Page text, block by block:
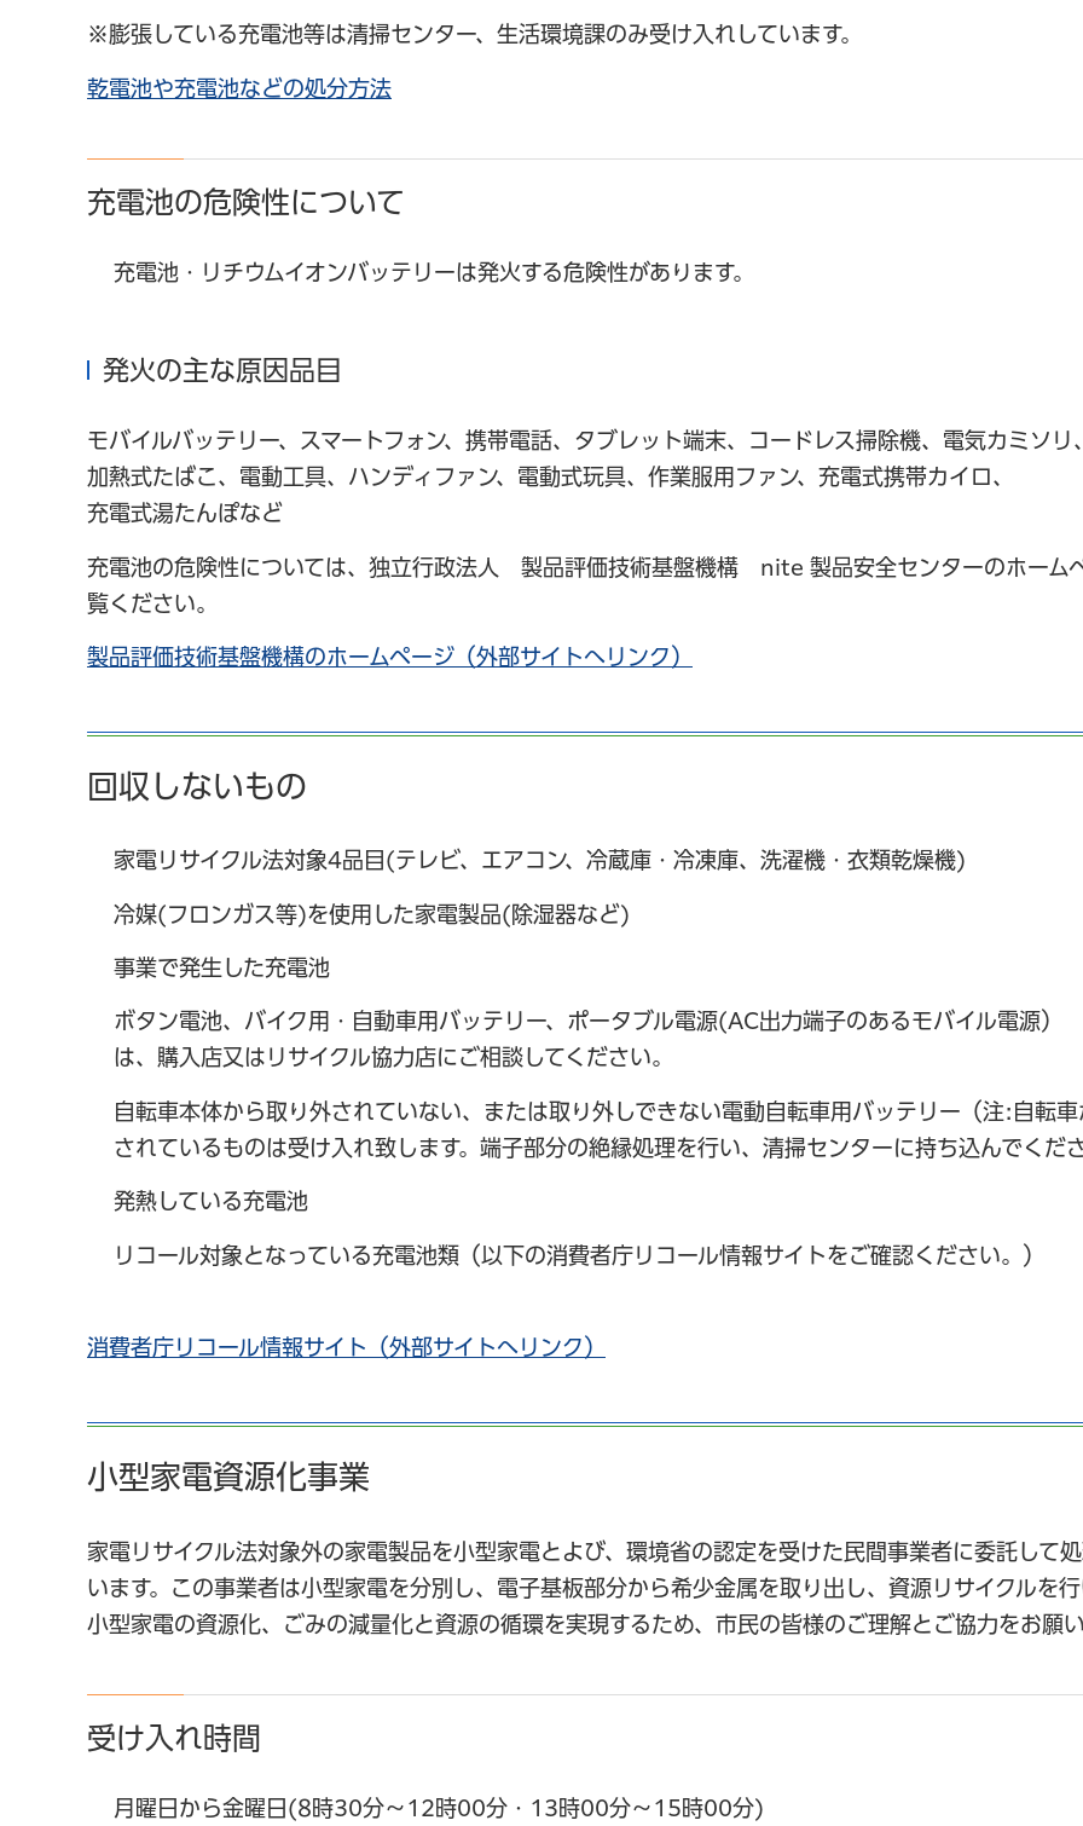
※膨張している充電池等は清掃センター、生活環境課のみ受け入れしています。
乾電池や充電池などの処分方法
充電池の危険性について
充電池・リチウムイオンバッテリーは発火する危険性があります。
発火の主な原因品目
モバイルバッテリー、スマートフォン、携帯電話、タブレット端末、コードレス掃除機、電気カミソリ、
加熱式たばこ、電動工具、ハンディファン、電動式玩具、作業服用ファン、充電式携帯カイロ、
充電式湯たんぽなど
充電池の危険性については、独立行政法人 製品評価技術基盤機構 nite 製品安全センターのホーム
覧ください。
製品評価技術基盤機構のホームページ（外部サイトへリンク）
回収しないもの
家電リサイクル法対象4品目(テレビ、エアコン、冷蔵庫・冷凍庫、洗濯機・衣類乾燥機)
冷媒(フロンガス等)を使用した家電製品(除湿器など)
事業で発生した充電池
ボタン電池、バイク用・自動車用バッテリー、ポータブル電源(AC出力端子のあるモバイル電源
は、購入店又はリサイクル協力店にご相談してください。
自転車本体から取り外されていない、または取り外しできない電動自転車用バッテリー（注:自転
されているものは受け入れ致します。端子部分の絶縁処理を行い、清掃センターに持ち込んでくださ
発熱している充電池
リコール対象となっている充電池類（以下の消費者庁リコール情報サイトをご確認ください。）
消費者庁リコール情報サイト（外部サイトへリンク）
小型家電資源化事業
家電リサイクル法対象外の家電製品を小型家電とよび、環境省の認定を受けた民間事業者に委託して
います。この事業者は小型家電を分別し、電子基板部分から希少金属を取り出し、資源リサイクルを行
小型家電の資源化、ごみの減量化と資源の循環を実現するため、市民の皆様のご理解とご協力をお願い
受け入れ時間
月曜日から金曜日(8時30分～12時00分・13時00分～15時00分)